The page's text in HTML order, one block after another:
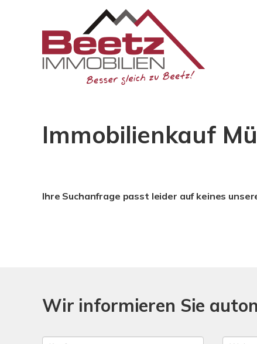
Immobilienkauf
Ihre Suchanfrage passt leider auf keines
Wir informieren Sie